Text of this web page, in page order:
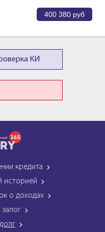
400 380 руб
КИ
кредита
историей
о доходах